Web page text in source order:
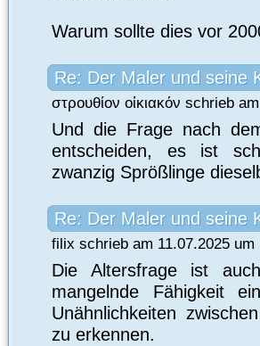
Warum sollte dies vor
Re: Der Maler und seine
στρουθίον οἰκιακόν schrieb
Und die Frage nach
entscheiden, es ist
zwanzig Sprößlinge
Re: Der Maler und seine
filix schrieb am 11.07.2025 um
Die Altersfrage ist
mangelnde Fähigkeit
Unähnlichkeiten
zu erkennen.